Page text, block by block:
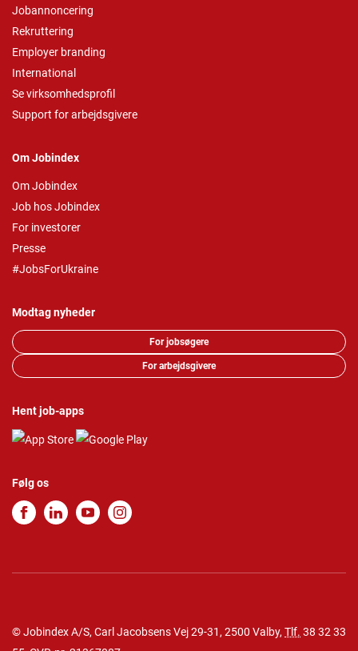
Jobannoncering
Rekruttering
Employer branding
International
Se virksomhedsprofil
Support for arbejdsgivere
Om Jobindex
Om Jobindex
Job hos Jobindex
For investorer
Presse
#JobsForUkraine
Modtag nyheder
For jobsøgere
For arbejdsgivere
Hent job-apps
Følg os
© Jobindex A/S, Carl Jacobsens Vej 29-31, 2500 Valby, Tlf. 38 32 33